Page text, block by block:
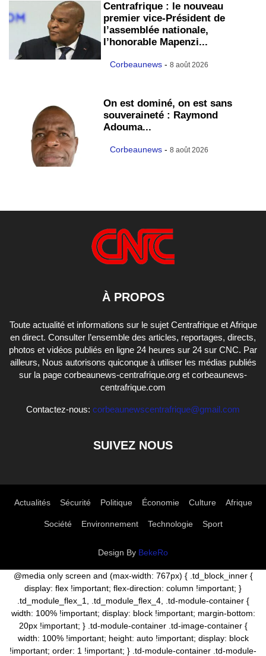
Centrafrique : le nouveau
premier vice-Président de
l’assemblée nationale,
l’honorable Mapenzi...
Corbeaunews - 8 août 2026
On est dominé, on est sans
souveraineté : Raymond
Adouma...
Corbeaunews - 8 août 2026
À PROPOS
Toute actualité et informations sur le sujet Centrafrique et Afrique
en direct. Consulter l’ensemble des articles, reportages, directs,
photos et vidéos publiés en ligne 24 heures sur 24 sur CNC. Par
ailleurs, Nous autorisons quiconque à utiliser les médias publiés
sur la page corbeaunews-centrafrique.org et corbeaunews-
centrafrique.com
Contactez-nous: corbeaunewscentrafrique@gmail.com
SUIVEZ NOUS
Actualités Sécurité Politique Économie Culture Afrique
Société Environnement Technologie Sport
Design By BekeRo
@media only screen and (max-width: 767px) { .td_block_inner {
display: flex !important; flex-direction: column !important; }
.td_module_flex_1, .td_module_flex_4, .td-module-container {
width: 100% !important; display: block !important; margin-bottom:
20px !important; } .td-module-container .td-image-container {
width: 100% !important; height: auto !important; display: block
!important; order: 1 !important; } .td-module-container .td-module-